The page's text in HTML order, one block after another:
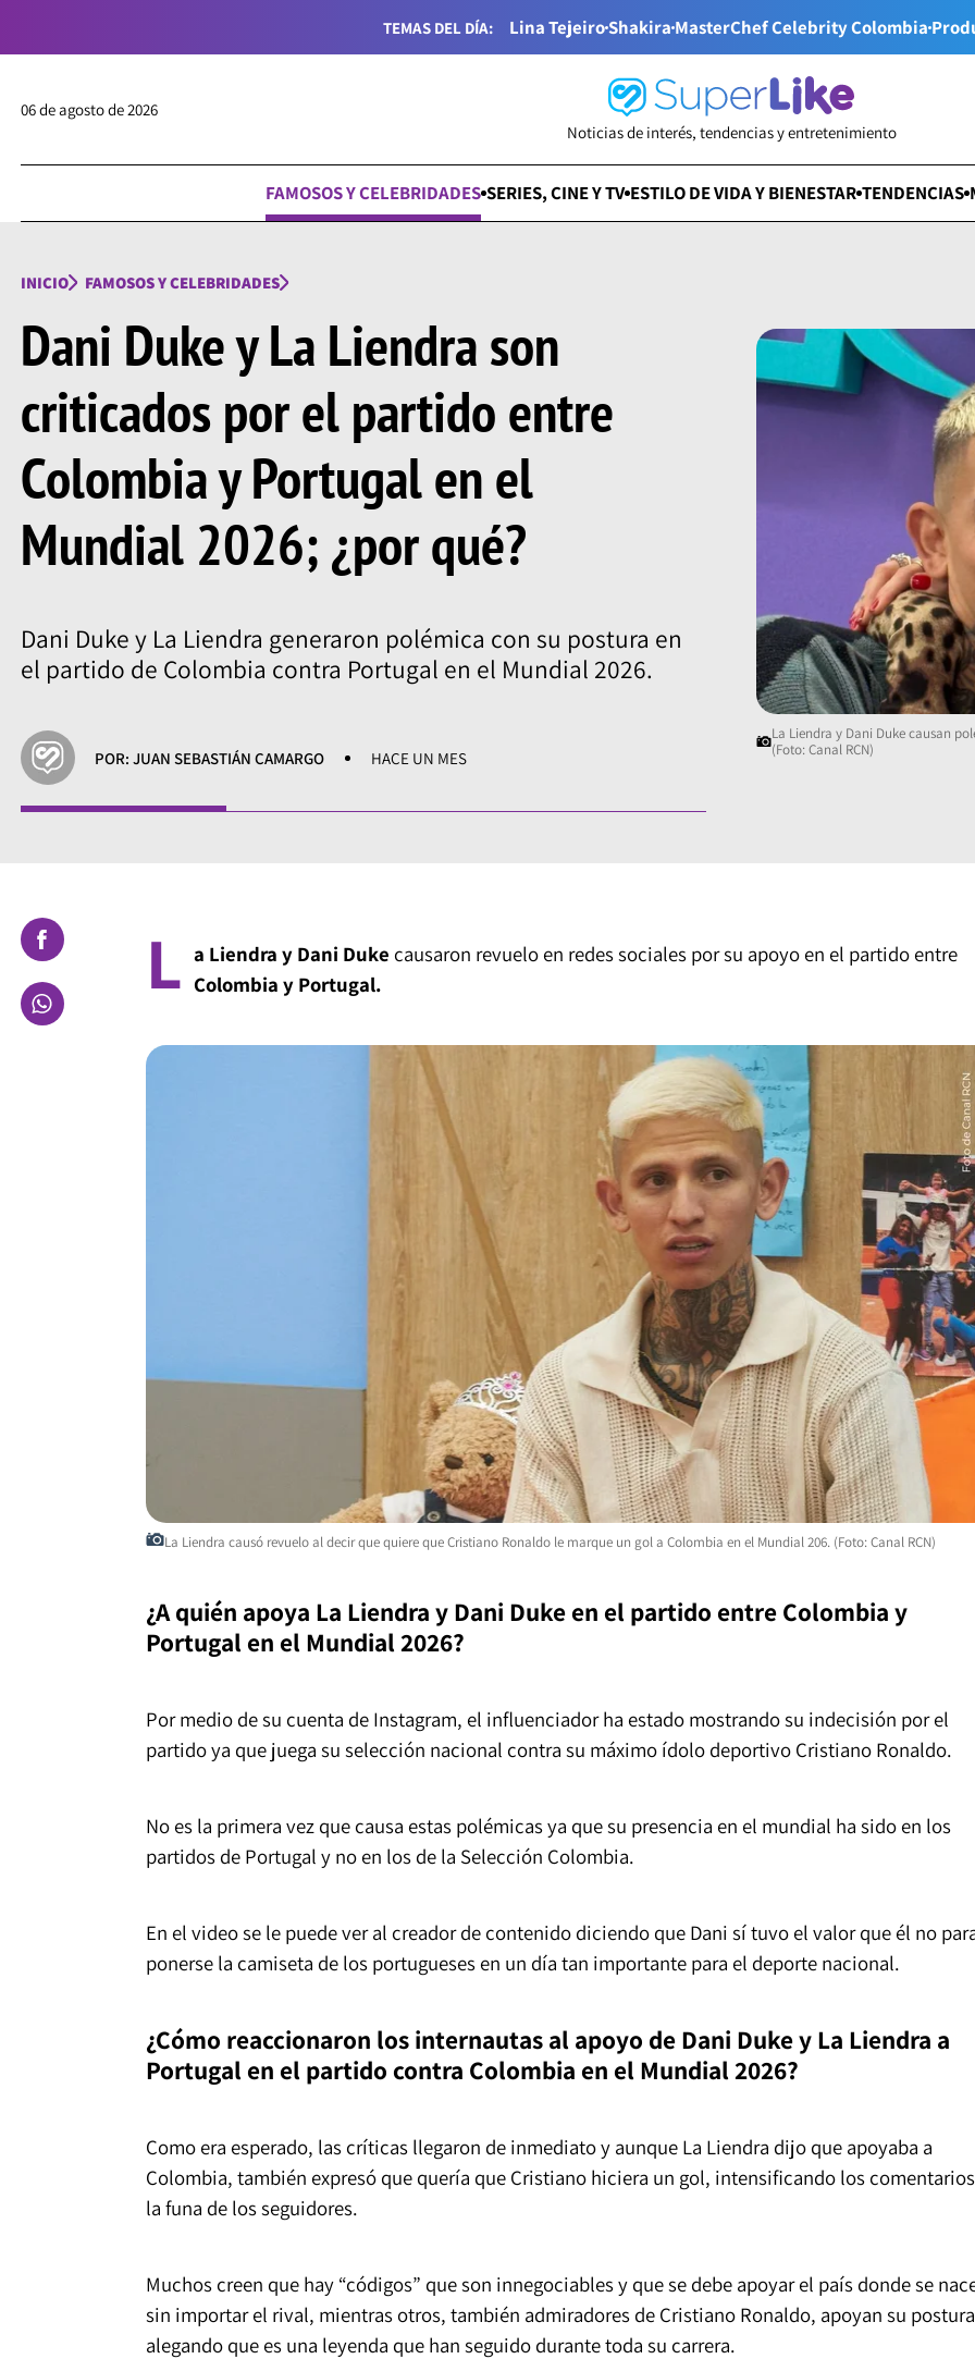
TEMAS DEL DÍA: Lina TejeiroShakiraMasterChef Celebrity Colombia
06 de agosto de 2026
Noticias de interés, tendencias y entretenimiento
FAMOSOS Y CELEBRIDADES SERIES, CINE Y TV ESTILO DE VIDA Y BIENESTAR TENDENCIAS
INICIO FAMOSOS Y CELEBRIDADES
Dani Duke y La Liendra son
criticados por el partido entre
Colombia y Portugal en el
Mundial 2026; ¿por qué?
Dani Duke y La Liendra generaron polémica con su postura en
el partido de Colombia contra Portugal en el Mundial 2026.
POR: JUAN SEBASTIÁN CAMARGO HACE UN MES
La Liendra y Dani Duke causan
(Foto: Canal RCN)
L a Liendra y Dani Duke causaron revuelo en redes sociales por su apoyo en el partido entre
Colombia y Portugal.
La Liendra causó revuelo al decir que quiere que Cristiano Ronaldo le marque un gol a Colombia en el Mundial 206. (Foto: Canal RCN)
¿A quién apoya La Liendra y Dani Duke en el partido entre Colombia y
Portugal en el Mundial 2026?
Por medio de su cuenta de Instagram, el influenciador ha estado mostrando su indecisión por el
partido ya que juega su selección nacional contra su máximo ídolo deportivo Cristiano Ronaldo.
No es la primera vez que causa estas polémicas ya que su presencia en el mundial ha sido en los
partidos de Portugal y no en los de la Selección Colombia.
En el video se le puede ver al creador de contenido diciendo que Dani sí tuvo el valor que él no
ponerse la camiseta de los portugueses en un día tan importante para el deporte nacional.
¿Cómo reaccionaron los internautas al apoyo de Dani Duke y La Liendra a
Portugal en el partido contra Colombia en el Mundial 2026?
Como era esperado, las críticas llegaron de inmediato y aunque La Liendra dijo que apoyaba a
Colombia, también expresó que quería que Cristiano hiciera un gol, intensificando los
la funa de los seguidores.
Muchos creen que hay “códigos” que son innegociables y que se debe apoyar el país donde se
sin importar el rival, mientras otros, también admiradores de Cristiano Ronaldo, apoyan su postura
alegando que es una leyenda que han seguido durante toda su carrera.